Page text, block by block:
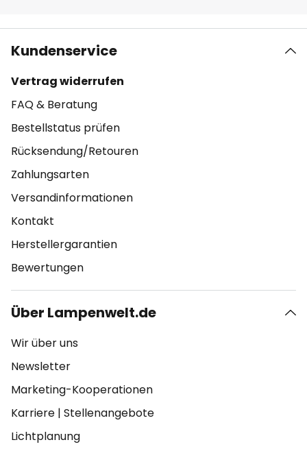
Kundenservice
Vertrag widerrufen
FAQ & Beratung
Bestellstatus prüfen
Rücksendung/Retouren
Zahlungsarten
Versandinformationen
Kontakt
Herstellergarantien
Bewertungen
Über Lampenwelt.de
Wir über uns
Newsletter
Marketing-Kooperationen
Karriere | Stellenangebote
Lichtplanung